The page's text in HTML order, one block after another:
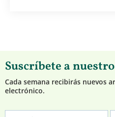
Suscríbete a
Cada semana recibirás nuevos
electrónico.